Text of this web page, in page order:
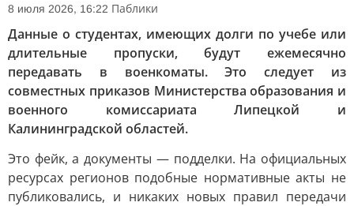
8 июля 2026, 16:22 Паблики
Данные о студентах, имеющих долги по учебе или
длительные пропуски, будут ежемесячно
передавать в военкоматы. Это следует из
совместных приказов Министерства образования и
военного комиссариата Липецкой и
Калининградской областей.
Это фейк, а документы — подделки. На официальных
ресурсах регионов подобные нормативные акты не
публиковались, и никаких новых правил передачи